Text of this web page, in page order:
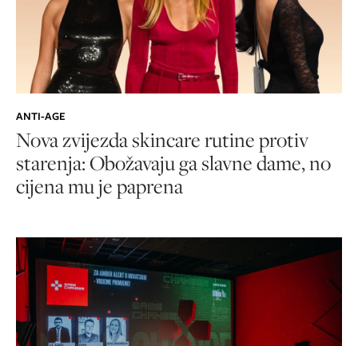
ANTI-AGE
Nova zvijezda skincare rutine protiv
starenja: Obožavaju ga slavne dame, no
cijena mu je paprena